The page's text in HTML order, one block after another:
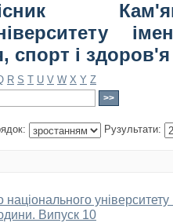
спорт і
R S T U V W X Y Z
Рузультати:
університету
Випуск 10